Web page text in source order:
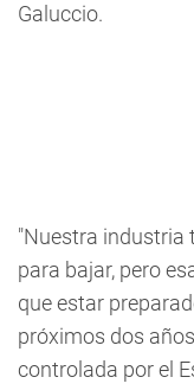
Galuccio.
"Nuestra industria
para bajar, pero
que estar
próximos dos
controlada por el